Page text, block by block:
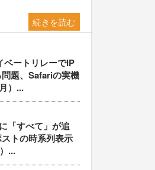
ベートリレーでIP
題、Safariの実機
）...
「すべて」が追
トの時系列表示
...
続きを読む